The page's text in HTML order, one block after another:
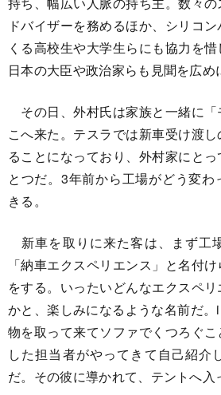
ドバイザーを務めるほか、シリコ
くる高校生や大学生らにも協力を
日本の大臣や政治家らも見聞を広め
その日、外村氏は家族と一緒に「
こへ来た。テスラでは新車受け渡
ることになっており、外村家にと
とつだ。3年前から工場がどう変
きる。
新車を取りに来た客は、まず工
「納車エクスペリエンス」と名付
をする。いったいどんなエクスペ
かと、楽しみになるような名前だ
物を取って来てソファでくつろぐ
した担当者がやってきて自己紹介
だ。その彼に導かれて、テントへ入